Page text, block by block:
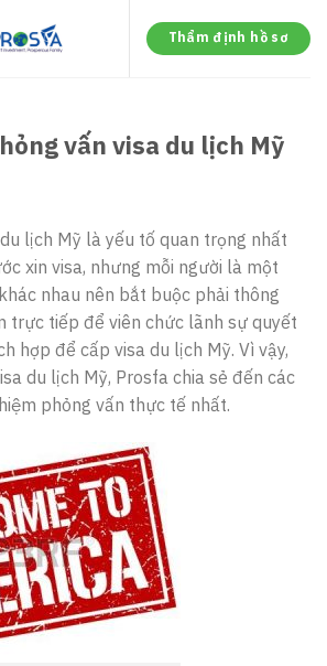
Thẩm định hồ sơ
vấn visa du lịch Mỹ
lịch Mỹ là yếu tố quan trọng nhất
xin visa, nhưng mỗi người là một
nhau nên bắt buộc phải thông
trực tiếp để viên chức lãnh sự quyết
hợp để cấp visa du lịch Mỹ. Vì vậy,
du lịch Mỹ, Prosfa chia sẻ đến các
phỏng vấn thực tế nhất.